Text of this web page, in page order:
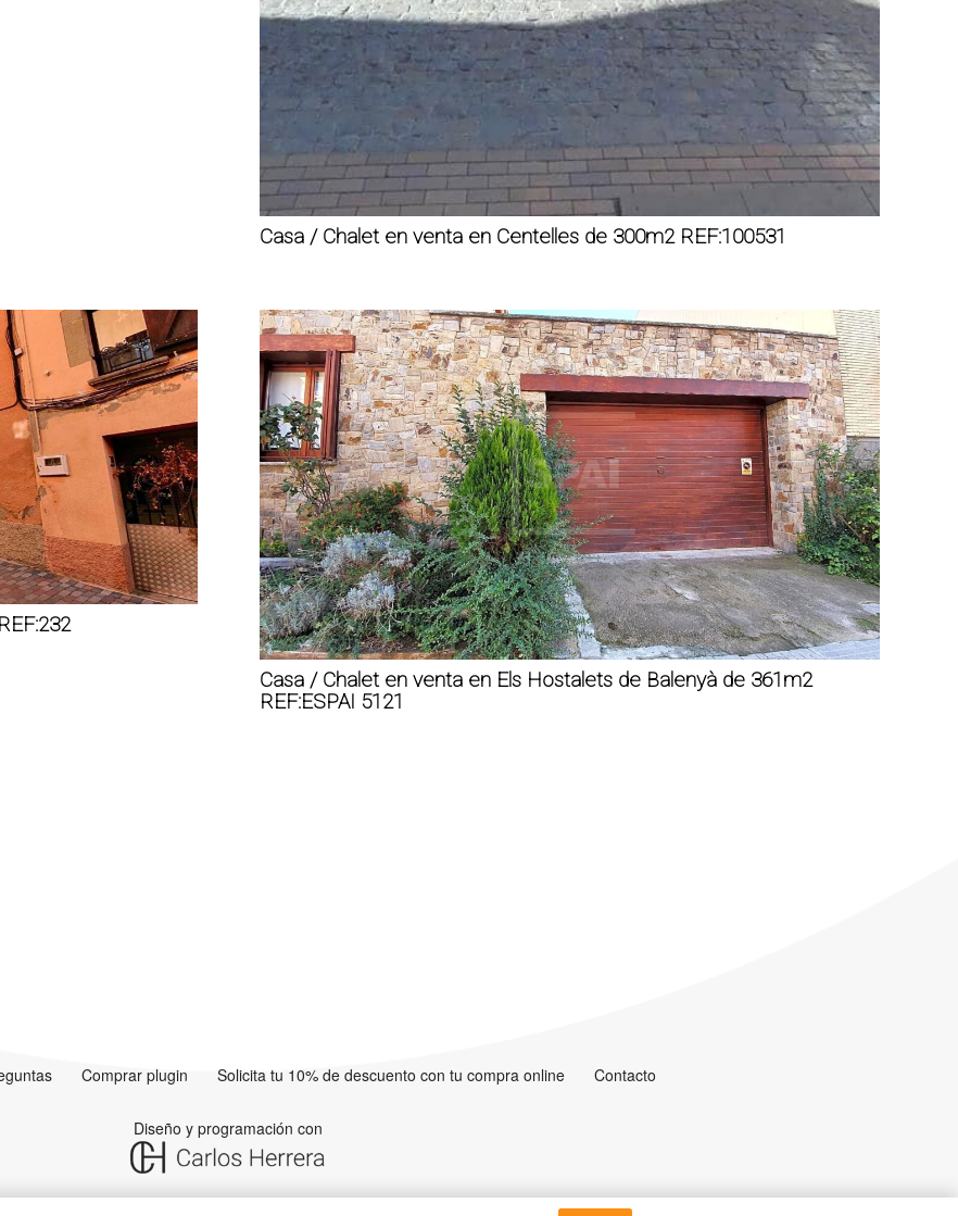
Casa / Chalet en venta en Centelles de 300m2 REF:100531
Casa / Chalet en venta en Els Hostalets de Balenyà de 361m2
REF:ESPAI 5121
Comprar plugin Solicita tu 10% de descuento con tu compra online Contacto
Diseño y programación con